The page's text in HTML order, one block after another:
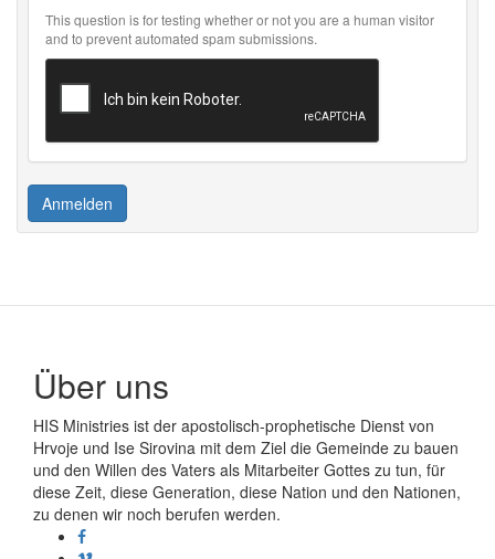
This question is for testing whether or not you are a human visitor
and to prevent automated spam submissions.
Anmelden
Über uns
HIS Ministries ist der apostolisch-prophetische Dienst von
Hrvoje und Ise Sirovina mit dem Ziel die Gemeinde zu bauen
und den Willen des Vaters als Mitarbeiter Gottes zu tun, für
diese Zeit, diese Generation, diese Nation und den Nationen,
zu denen wir noch berufen werden.